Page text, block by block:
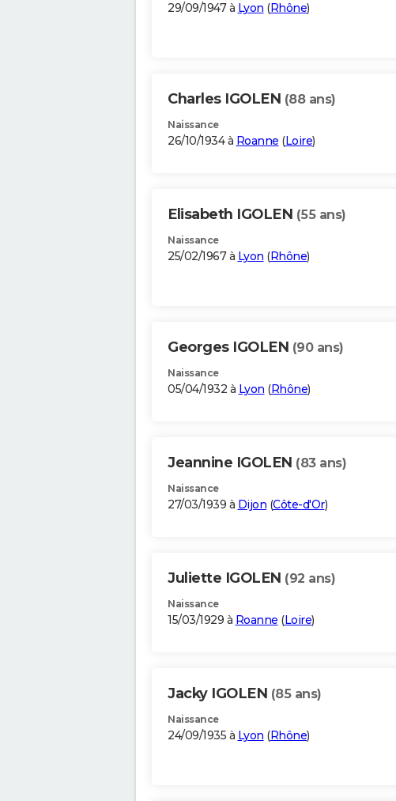
29/09/1947 à Lyon (Rhône)
Charles IGOLEN (88 ans)
Naissance
26/10/1934 à Roanne (Loire)
Elisabeth IGOLEN (55 ans)
Naissance
25/02/1967 à Lyon (Rhône)
Georges IGOLEN (90 ans)
Naissance
05/04/1932 à Lyon (Rhône)
Jeannine IGOLEN (83 ans)
Naissance
27/03/1939 à Dijon (Côte-d'Or)
Juliette IGOLEN (92 ans)
Naissance
15/03/1929 à Roanne (Loire)
Jacky IGOLEN (85 ans)
Naissance
24/09/1935 à Lyon (Rhône)